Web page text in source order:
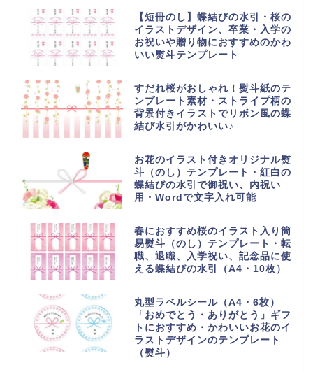
【短冊のし】蝶結びの水引・桜の
イラストデザイン、卒業・入学の
お祝いや贈り物におすすめのかわ
いい熨斗テンプレート
すだれ桜がおしゃれ！熨斗紙のテ
ンプレート素材・ストライプ柄の
背景付きイラストでリボン風の蝶
結び水引がかわいい♪
お花のイラスト付きオリジナル熨
斗（のし）テンプレート・紅白の
蝶結びの水引で御祝い、内祝い
用・Wordで文字入れ可能
春におすすめ桜のイラスト入り簡
易熨斗（のし）テンプレート・転
職、退職、入学祝い、記念品に使
える蝶結びの水引（A4・10枚）
丸型ラベルシール（A4・6枚）
「おめでとう・ありがとう」ギフ
トにおすすめ・かわいいお花のイ
ラストデザインのテンプレート
（熨斗）